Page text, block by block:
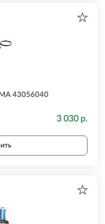
43056040
3 030 р.